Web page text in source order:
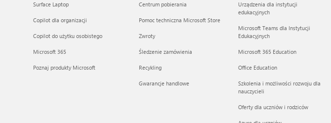
Surface Laptop
Copilot dla organizacji
Copilot do użytku osobistego
Microsoft 365
Poznaj produkty Microsoft
Centrum pobierania
Pomoc techniczna Microsoft Store
Zwroty
Śledzenie zamówienia
Recykling
Gwarancje handlowe
Urządzenia dla instytucji
edukacyjnych
Microsoft Teams dla Instytucji
Edukacyjnych
Microsoft 365 Education
Office Education
Szkolenia i możliwości rozwoju dla
nauczycieli
Oferty dla uczniów i rodziców